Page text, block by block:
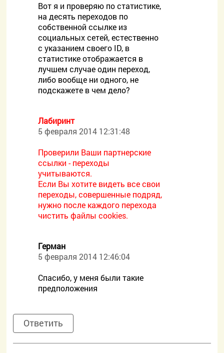
Вот я и проверяю по статистике,
на десять переходов по
собственной ссылке из
социальных сетей, естественно
с указанием своего ID, в
статистике отображается в
лучшем случае один переход,
либо вообще ни одного, не
подскажете в чем дело?
Лабиринт
5 февраля 2014 12:31:48
Проверили Ваши партнерские
ссылки - переходы
учитываются.
Если Вы хотите видеть все свои
переходы, совершенные подряд,
нужно после каждого перехода
чистить файлы cookies.
Герман
5 февраля 2014 12:46:04
Спасибо, у меня были такие
предположения
Ответить